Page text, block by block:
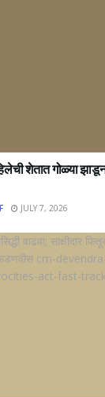
शेतात गोळ्या
JULY 7, 2026